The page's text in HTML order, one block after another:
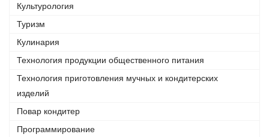
Культурология
Туризм
Кулинария
Технология продукции общественного питания
Технология приготовления мучных и кондитерских
изделий
Повар кондитер
Программирование